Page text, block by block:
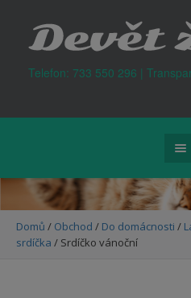
Telefon: 733 550 296 |
Domů / Obchod / Do domácnosti /
srdíčka / Srdíčko vánoční